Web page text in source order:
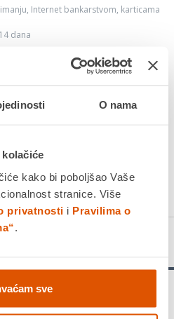
O nama
kako bi poboljšao Vaše
stranice. Više
privatnosti i Pravilima o
sve
Internet bankarstvom, karticama
dana
U KOŠARICU
ODMAH
position:left